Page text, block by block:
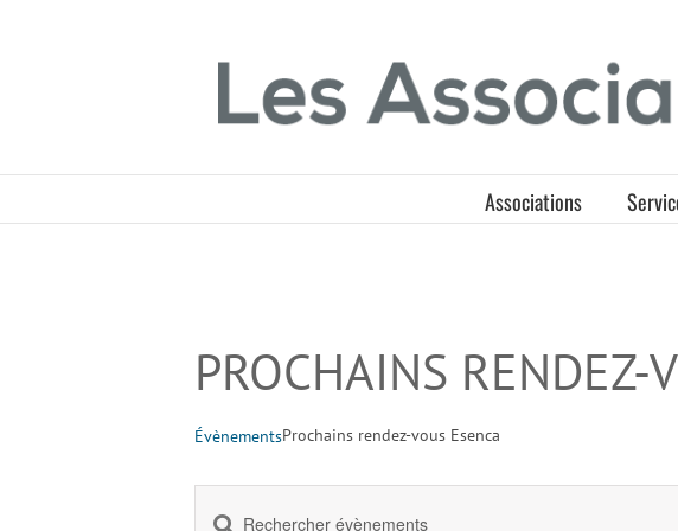
Associations
PROCHAINS RENDEZ-
ÉvènementsProchains rendez-vous Esenca
Saisir